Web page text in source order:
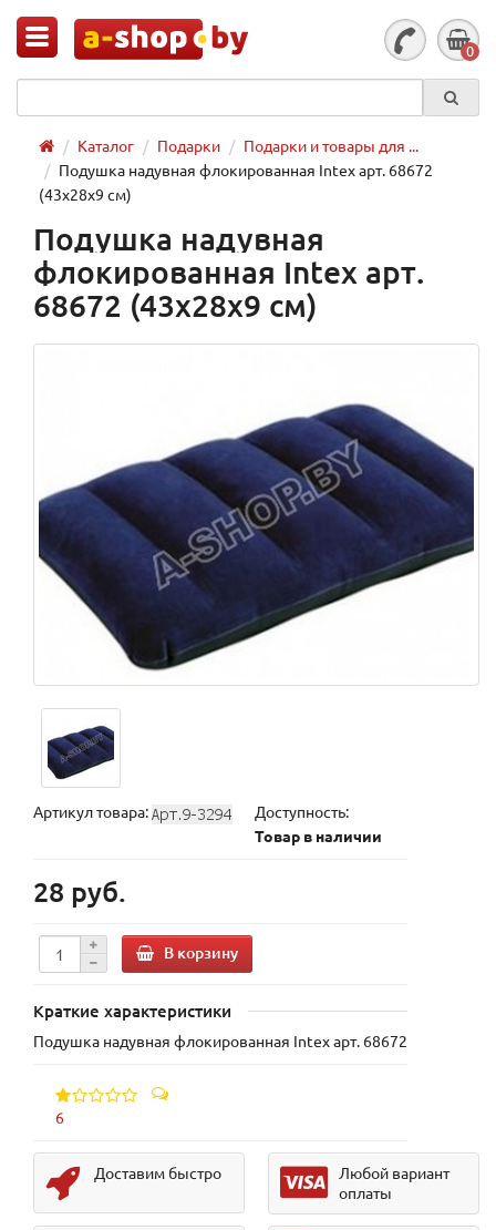
0
Каталог Подарки
Подарки и товары для ...
Подушка надувная флокированная Intex арт. 68672
(43х28х9 см)
Подушка надувная
флокированная Intex арт.
68672 (43х28х9 см)
Артикул товара:
Доступность:
Товар в наличии
28 руб.
В корзину
Краткие характеристики
Подушка надувная флокированная Intex арт. 68672
6
Доставим быстро
Любой вариант
оплаты